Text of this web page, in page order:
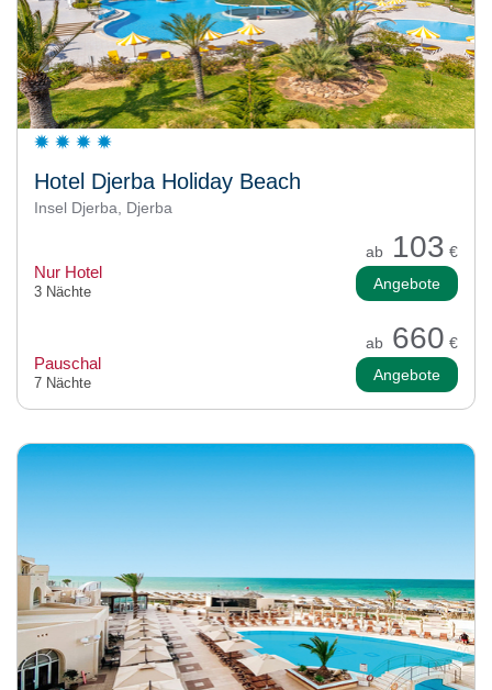
Hotel Djerba Holiday Beach
Insel Djerba, Djerba
ab 103 €
Nur Hotel
3 Nächte Angebote
ab 660 €
Pauschal
7 Nächte Angebote